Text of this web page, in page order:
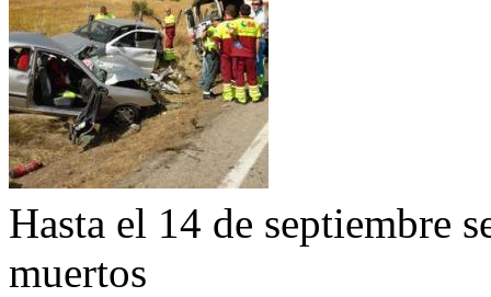
Hasta el 14 de septiembre
muertos